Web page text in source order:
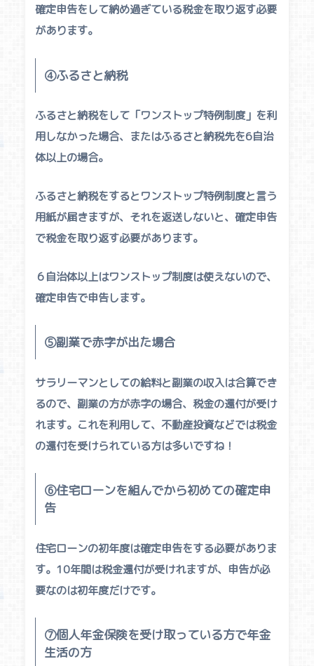
確定申告をして納め過ぎている税金を取り返す必要
があります。
④ふるさと納税
ふるさと納税をして「ワンストップ特例制度」を利
用しなかった場合、またはふるさと納税先を6自治
体以上の場合。
ふるさと納税をするとワンストップ特例制度と言う
用紙が届きますが、それを返送しないと、確定申告
で税金を取り返す必要があります。
６自治体以上はワンストップ制度は使えないので、
確定申告で申告します。
⑤副業で赤字が出た場合
サラリーマンとしての給料と副業の収入は合算でき
るので、副業の方が赤字の場合、税金の還付が受け
れます。これを利用して、 不動産投資などでは税金
の還付を受けられている方は多いですね！
⑥住宅ローンを組んでから初めての確定申
告
住宅ローンの初年度は確定申告をする必要がありま
す。10年間は税金還付が受けれますが、申告が必
要なのは初年度だけです。
⑦個人年金保険を受け取っている方で年金
生活の方